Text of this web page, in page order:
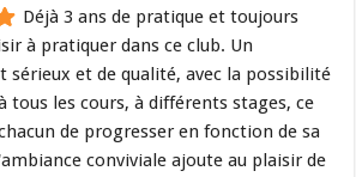
Déjà 3 ans de pratique et toujours
à pratiquer dans ce club. Un
sérieux et de qualité, avec la possibilité
tous les cours, à différents stages, ce
de progresser en fonction de sa
conviviale ajoute au plaisir de